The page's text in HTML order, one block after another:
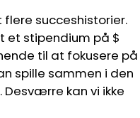
flere succeshistorier.
et stipendium på $
til at fokusere på
spille sammen i den
kan vi ikke